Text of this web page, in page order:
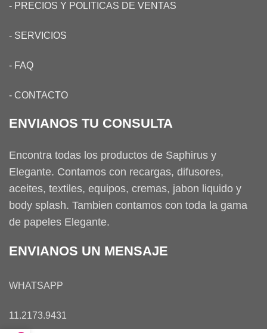
- PRECIOS Y POLITICAS DE VENTAS
- SERVICIOS
- FAQ
- CONTACTO
ENVIANOS TU CONSULTA
Encontra todas los productos de Saphirus y
Elegante. Contamos con recargas, difusores,
aceites, textiles, equipos, cremas, jabon liquido y
body splash. Tambien contamos con toda la gama
de papeles Elegante.
ENVIANOS UN MENSAJE
WHATSAPP
11.2173.9431